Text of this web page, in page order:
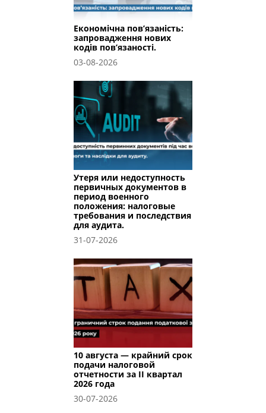
Економічна пов’язаність:
запровадження нових
кодів пов’язаності.
03-08-2026
Утеря или недоступность
первичных документов в
период военного
положения: налоговые
требования и последствия
для аудита.
31-07-2026
10 августа — крайний срок
подачи налоговой
отчетности за II квартал
2026 года
30-07-2026